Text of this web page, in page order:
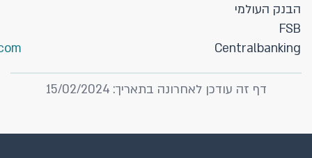
הבנק העולמי
FSB
Centralbanking
דף זה עודכן לאחרונה בתאריך: 15/02/2024